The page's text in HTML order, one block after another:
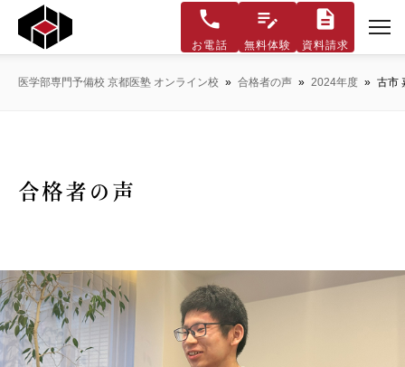
お電話 無料体験 資料請求
医学部専門予備校 京都医塾 オンライン校 » 合格者の声 » 2024年度 » 古市
合格者の声